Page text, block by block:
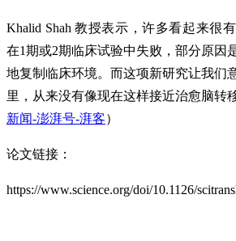
Khalid Shah 教授表示，许多看起来很
在1期或2期临床试验中失败，部分原因
地复制临床环境。而这项新研究让我们
里，从来没有像现在这样接近治愈脑转
新闻-澎湃号-湃客）
论文链接：
https://www.science.org/doi/10.1126/